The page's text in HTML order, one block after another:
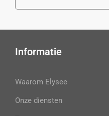
Informatie
Waarom Elysee
Onze diensten